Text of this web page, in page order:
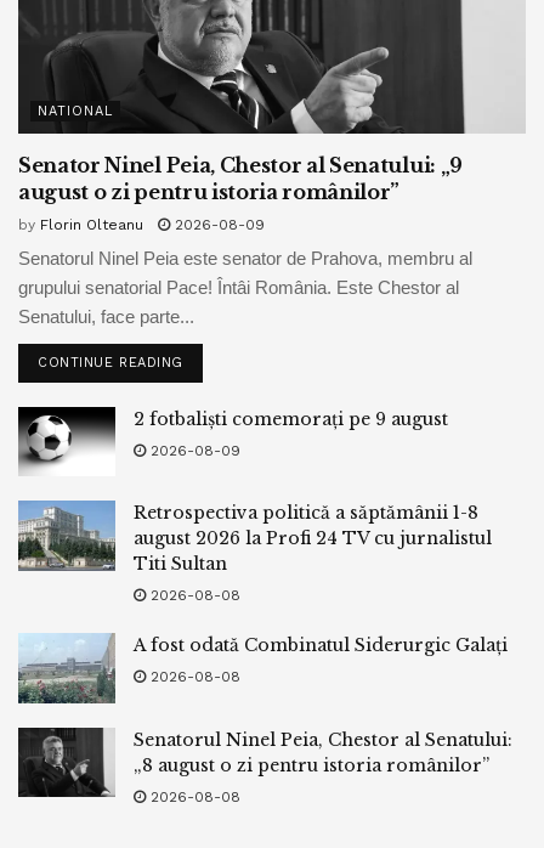
NATIONAL
Senator Ninel Peia, Chestor al Senatului: „9
august o zi pentru istoria românilor”
by Florin Olteanu 2026-08-09
Senatorul Ninel Peia este senator de Prahova, membru al
grupului senatorial Pace! Întâi România. Este Chestor al
Senatului, face parte...
CONTINUE READING
2 fotbaliști comemorați pe 9 august
2026-08-09
Retrospectiva politică a săptămânii 1-8
august 2026 la Profi 24 TV cu jurnalistul
Titi Sultan
2026-08-08
A fost odată Combinatul Siderurgic Galați
2026-08-08
Senatorul Ninel Peia, Chestor al Senatului:
„8 august o zi pentru istoria românilor”
2026-08-08